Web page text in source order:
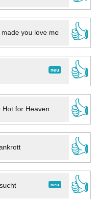
made you love me
👍
neu
👍
Hot for Heaven
👍
👍
neu
👍